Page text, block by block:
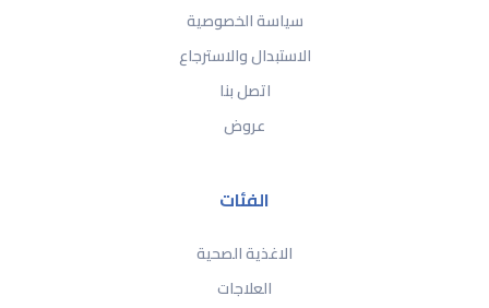
سياسة الخصوصية
الاستبدال والاسترجاع
اتصل بنا
عروض
الفئات
الاغذية الصحية
العلاجات